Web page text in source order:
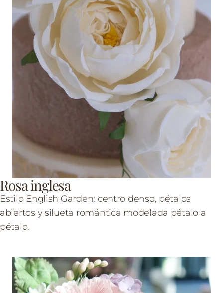
Rosa inglesa
Estilo English Garden: centro denso, pétalos
abiertos y silueta romántica modelada pétalo a
pétalo.